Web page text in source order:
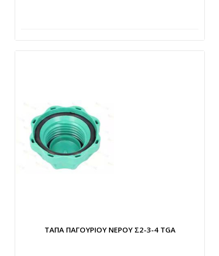
ΤΑΠΑ ΠΑΓΟΥΡΙΟΥ ΝΕΡΟΥ Σ2-3-4 TGA